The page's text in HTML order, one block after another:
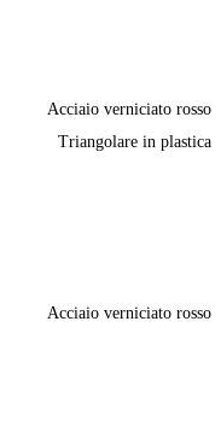
Acciaio verniciato rosso
Triangolare in plastica
Acciaio verniciato rosso